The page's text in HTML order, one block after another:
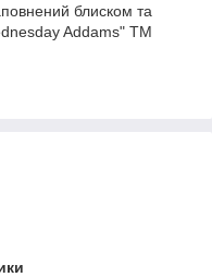
блиском та
Addams" ТМ